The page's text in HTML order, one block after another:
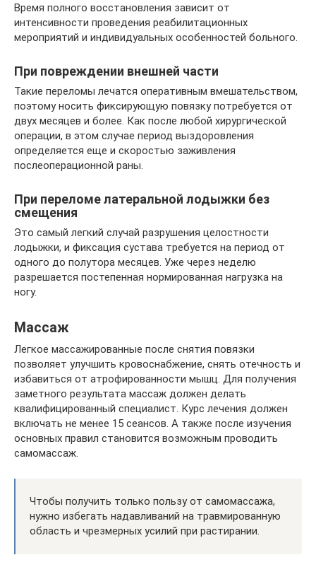
Время полного восстановления зависит от
интенсивности проведения реабилитационных
мероприятий и индивидуальных особенностей больного.
При повреждении внешней части
Такие переломы лечатся оперативным вмешательством,
поэтому носить фиксирующую повязку потребуется от
двух месяцев и более. Как после любой хирургической
операции, в этом случае период выздоровления
определяется еще и скоростью заживления
послеоперационной раны.
При переломе латеральной лодыжки без
смещения
Это самый легкий случай разрушения целостности
лодыжки, и фиксация сустава требуется на период от
одного до полутора месяцев. Уже через неделю
разрешается постепенная нормированная нагрузка на
ногу.
Массаж
Легкое массажированные после снятия повязки
позволяет улучшить кровоснабжение, снять отечность и
избавиться от атрофированности мышц. Для получения
заметного результата массаж должен делать
квалифицированный специалист. Курс лечения должен
включать не менее 15 сеансов. А также после изучения
основных правил становится возможным проводить
самомассаж.
Чтобы получить только пользу от самомассажа,
нужно избегать надавливаний на травмированную
область и чрезмерных усилий при растирании.